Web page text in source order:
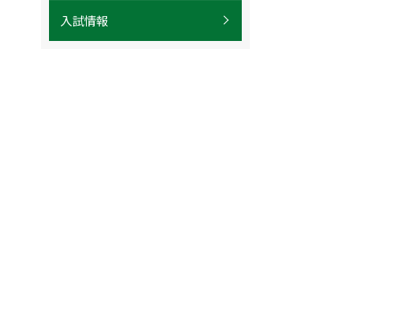
- 学生の声
- キャリア・就職
- 卒業生の声
入試情報